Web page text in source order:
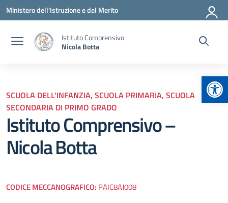
Vai ai contenuti
Vai al menu di navigazione
Vai al footer
Ministero dell'Istruzione e del Merito
Istituto Comprensivo
Nicola Botta
SCUOLA DELL'INFANZIA, SCUOLA PRIMARIA, SCUOLA
SECONDARIA DI PRIMO GRADO
Istituto Comprensivo –
Nicola Botta
CODICE MECCANOGRAFICO: PAIC8AJ008